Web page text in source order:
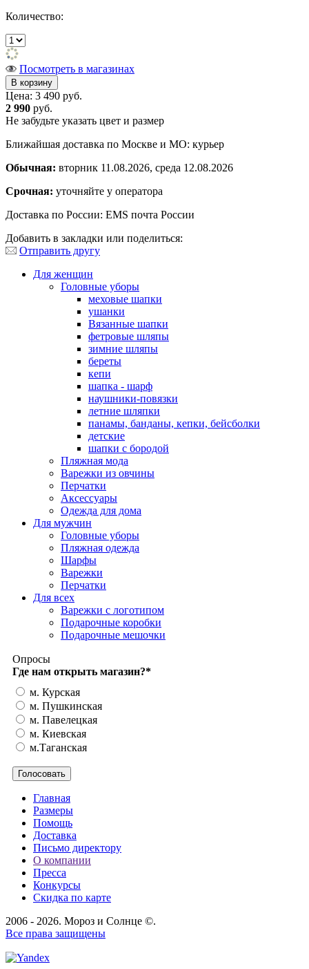
Количество:
Посмотреть в магазинах
Цена: 3 490 руб.
2 990 руб.
Не забудьте указать цвет и размер
Ближайшая доставка по Москве и МО: курьер
Обычная: вторник 11.08.2026, среда 12.08.2026
Срочная: уточняйте у оператора
Доставка по России: EMS почта России
Добавить в закладки или поделиться:
Отправить другу
Для женщин
Головные уборы
меховые шапки
ушанки
Вязанные шапки
фетровые шляпы
зимние шляпы
береты
кепи
шапка - шарф
наушники-повязки
летние шляпки
панамы, банданы, кепки, бейсболки
детские
шапки с бородой
Пляжная мода
Варежки из овчины
Перчатки
Аксессуары
Одежда для дома
Для мужчин
Головные уборы
Пляжная одежда
Шарфы
Варежки
Перчатки
Для всех
Варежки с логотипом
Подарочные коробки
Подарочные мешочки
Опросы
Где нам открыть магазин?*
м. Курская
м. Пушкинская
м. Павелецкая
м. Киевская
м.Таганская
Главная
Размеры
Помощь
Доставка
Письмо директору
О компании
Пресса
Конкурсы
Скидка по карте
2006 - 2026. Мороз и Солнце ©.
Все права защищены